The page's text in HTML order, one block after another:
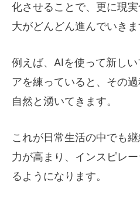
化させることで、更に現
大がどんどん進んでいきま
例えば、AIを使って新し
アを練っていると、その
自然と湧いてきます。
これが日常生活の中でも
力が高まり、インスピレ
るようになります。